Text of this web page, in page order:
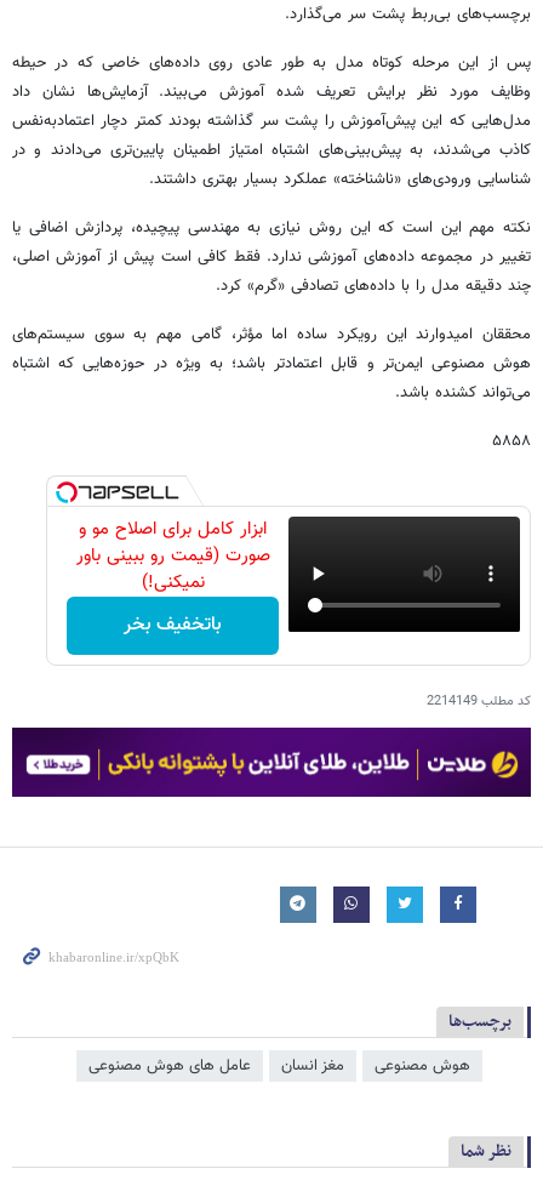
برچسب‌های بی‌ربط پشت سر می‌گذارد.
پس از این مرحله کوتاه مدل به طور عادی روی داده‌های خاصی که در حیطه
وظایف مورد نظر برایش تعریف شده آموزش می‌بیند. آزمایش‌ها نشان داد
مدل‌هایی که این پیش‌آموزش را پشت سر گذاشته بودند کمتر دچار اعتمادبه‌نفس
کاذب می‌شدند، به پیش‌بینی‌های اشتباه امتیاز اطمینان پایین‌تری می‌دادند و در
شناسایی ورودی‌های «ناشناخته» عملکرد بسیار بهتری داشتند.
نکته مهم این است که این روش نیازی به مهندسی پیچیده، پردازش اضافی یا
تغییر در مجموعه داده‌های آموزشی ندارد. فقط کافی است پیش از آموزش اصلی،
چند دقیقه مدل را با داده‌های تصادفی «گرم» کرد.
محققان امیدوارند این رویکرد ساده اما مؤثر، گامی مهم به سوی سیستم‌های
هوش مصنوعی ایمن‌تر و قابل اعتمادتر باشد؛ به ویژه در حوزه‌هایی که اشتباه
می‌تواند کشنده باشد.
۵۸۵۸
ابزار کامل برای اصلاح مو و
صورت (قیمت رو ببینی باور
نمیکنی!)
باتخفیف بخر
کد مطلب2214149
برچسب‌ها
هوش مصنوعی مغز انسان عامل‌ های هوش مصنوعی
نظر شما